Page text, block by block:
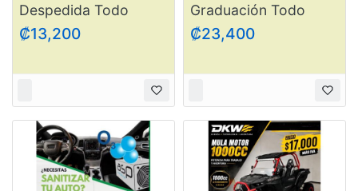
Despedida Todo
Incluído
₡13,200
Graduación Todo
Incluído
₡23,400